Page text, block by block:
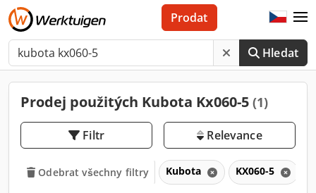
Hledat
Prodat
Prodej použitých Kubota Kx060-5 (1)
Filtr Relevance
Odebrat všechny filtry Kubota KX060-5